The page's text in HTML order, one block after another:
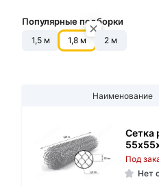
Популярные подборки
1,5 м 1,8 м 2 м
Наименование
Сетка
Под
Нет